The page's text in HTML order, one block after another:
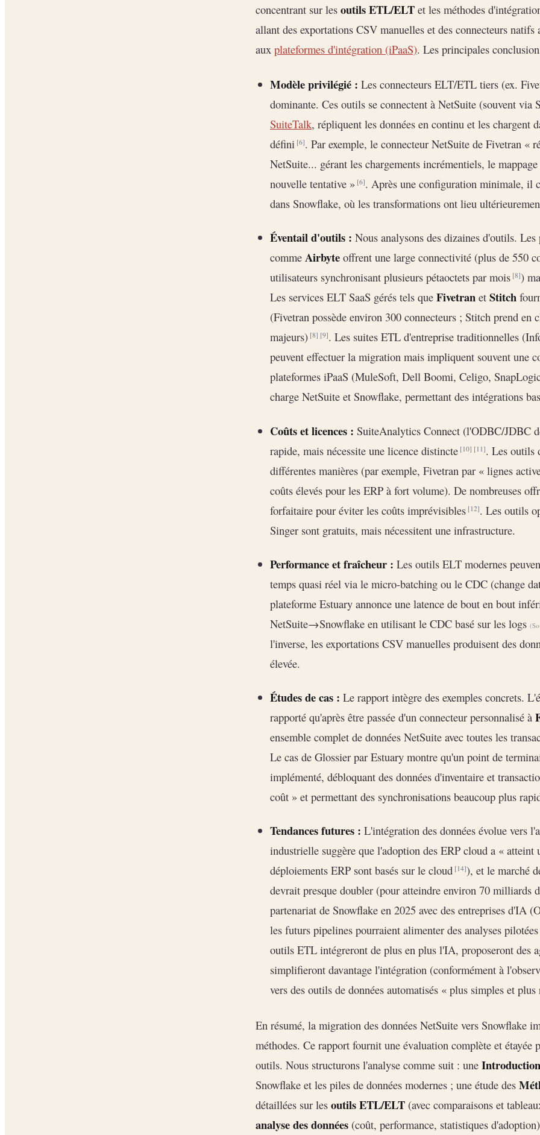
concentrant sur les outils ETL/ELT et les méthodes
allant des exportations CSV manuelles et des connecteurs
aux plateformes d'intégration (iPaaS). Les principales
Modèle privilégié : Les connecteurs ELT/ETL tiers (ex.
dominante. Ces outils se connectent à NetSuite (souvent
SuiteTalk, répliquent les données en continu et les chargent
défini[6]. Par exemple, le connecteur NetSuite de Fivetran «
NetSuite... gérant les chargements incrémentiels, le
nouvelle tentative »[6]. Après une configuration minimale, il
dans Snowflake, où les transformations ont lieu
Éventail d'outils : Nous analysons des dizaines d'outils.
comme Airbyte offrent une large connectivité (plus de 550
utilisateurs synchronisant plusieurs pétaoctets par mois[8])
Les services ELT SaaS gérés tels que Fivetran et Stitch
(Fivetran possède environ 300 connecteurs ; Stitch prend en
majeurs)[8] [9]. Les suites ETL d'entreprise traditionnelles
peuvent effectuer la migration mais impliquent souvent une
plateformes iPaaS (MuleSoft, Dell Boomi, Celigo,
charge NetSuite et Snowflake, permettant des intégrations
Coûts et licences : SuiteAnalytics Connect (l'ODBC/JDBC
rapide, mais nécessite une licence distincte[10] [11]. Les outils
différentes manières (par exemple, Fivetran par « lignes
coûts élevés pour les ERP à fort volume). De nombreuses
forfaitaire pour éviter les coûts imprévisibles[12]. Les outils
Singer sont gratuits, mais nécessitent une infrastructure.
Performance et fraîcheur : Les outils ELT modernes
temps quasi réel via le micro-batching ou le CDC (change
plateforme Estuary annonce une latence de bout en bout
NetSuite→Snowflake en utilisant le CDC basé sur les logs
l'inverse, les exportations CSV manuelles produisent des
élevée.
Études de cas : Le rapport intègre des exemples concrets.
rapporté qu'après être passée d'un connecteur personnalisé à
ensemble complet de données NetSuite avec toutes les
Le cas de Glossier par Estuary montre qu'un point de
implémenté, débloquant des données d'inventaire et
coût » et permettant des synchronisations beaucoup plus
Tendances futures : L'intégration des données évolue vers
industrielle suggère que l'adoption des ERP cloud a « atteint
déploiements ERP sont basés sur le cloud[14]), et le marché
devrait presque doubler (pour atteindre environ 70 milliards
partenariat de Snowflake en 2025 avec des entreprises d'IA
les futurs pipelines pourraient alimenter des analyses
outils ETL intégreront de plus en plus l'IA, proposeront des
simplifieront davantage l'intégration (conformément à
vers des outils de données automatisés « plus simples et
En résumé, la migration des données NetSuite vers Snowflake
méthodes. Ce rapport fournit une évaluation complète et étayée
outils. Nous structurons l'analyse comme suit : une
Snowflake et les piles de données modernes ; une étude des
détaillées sur les outils ETL/ELT (avec comparaisons et
analyse des données (coût, performance, statistiques